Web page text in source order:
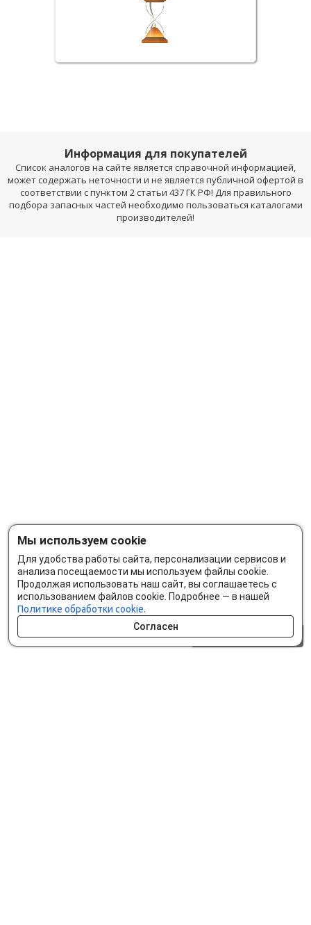
Информация для покупателей
Список аналогов на сайте является справочной информацией,
может содержать неточности и не является публичной офертой в
соответствии с пунктом 2 статьи 437 ГК РФ! Для правильного
подбора запасных частей необходимо пользоваться каталогами
производителей!
Мы используем cookie
Для удобства работы сайта, персонализации сервисов и
анализа посещаемости мы используем файлы cookie.
Продолжая использовать наш сайт, вы соглашаетесь с
использованием файлов cookie. Подробнее — в нашей
Политике обработки cookie.
Согласен